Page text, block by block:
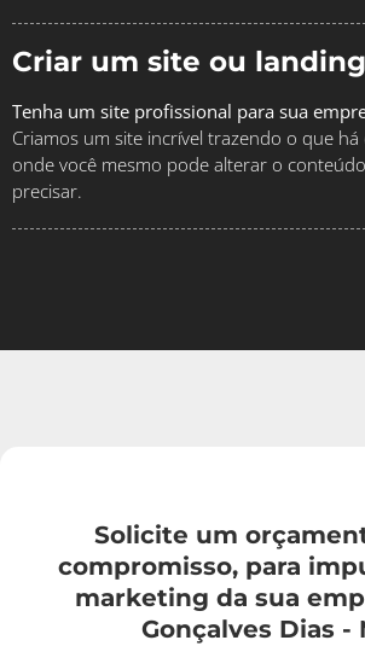
Criar um site ou
Tenha um site profissional para sua
Criamos um site incrível trazendo o que
onde você mesmo pode alterar o
precisar.
Solicite um
compromisso, para
marketing da sua
Gonçalves Dias -